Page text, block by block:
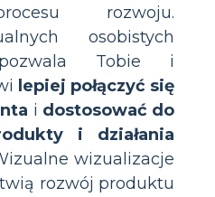
rozwoju.
osobistych
Tobie i
lepiej połączyć się
i dostosować do
i działania
wizualizacje
rozwój produktu